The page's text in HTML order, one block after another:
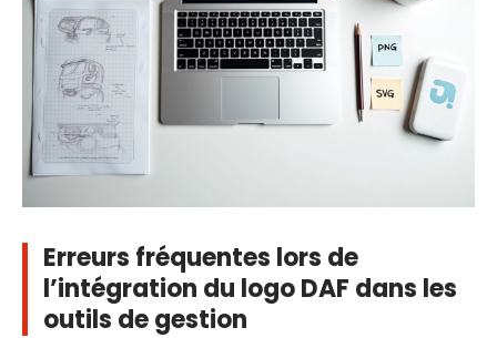
Erreurs fréquentes lors de
l’intégration du logo DAF dans les
outils de gestion